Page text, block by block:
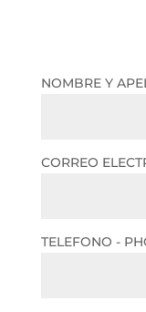
NOMBRE Y
CORREO
TELEFONO -